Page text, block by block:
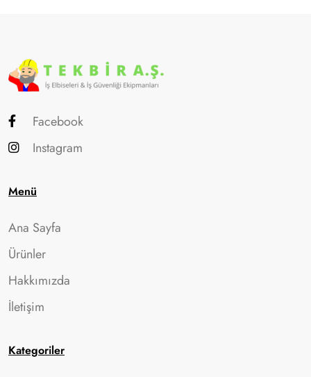
Facebook
Instagram
Menü
Ana Sayfa
Ürünler
Hakkımızda
İletişim
Kategoriler